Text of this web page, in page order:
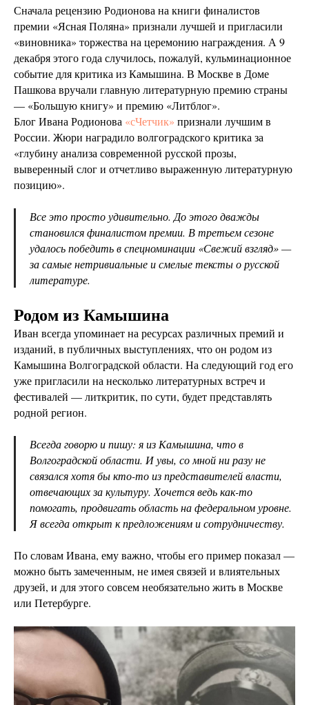
Сначала рецензию Родионова на книги финалистов
премии «Ясная Поляна» признали лучшей и пригласили
«виновника» торжества на церемонию награждения. А 9
декабря этого года случилось, пожалуй, кульминационное
событие для критика из Камышина. В Москве в Доме
Пашкова вручали главную литературную премию страны
— «Большую книгу» и премию «Литблог».
Блог Ивана Родионова «сЧетчик» признали лучшим в
России. Жюри наградило волгоградского критика за
«глубину анализа современной русской прозы,
выверенный слог и отчетливо выраженную литературную
позицию».
Все это просто удивительно. До этого дважды
становился финалистом премии. В третьем сезоне
удалось победить в спецноминации «Свежий взгляд» —
за самые нетривиальные и смелые тексты о русской
литературе.
Родом из Камышина
Иван всегда упоминает на ресурсах различных премий и
изданий, в публичных выступлениях, что он родом из
Камышина Волгоградской области. На следующий год его
уже пригласили на несколько литературных встреч и
фестивалей — литкритик, по сути, будет представлять
родной регион.
Всегда говорю и пишу: я из Камышина, что в
Волгоградской области. И увы, со мной ни разу не
связался хотя бы кто-то из представителей власти,
отвечающих за культуру. Хочется ведь как-то
помогать, продвигать область на федеральном уровне.
Я всегда открыт к предложениям и сотрудничеству.
По словам Ивана, ему важно, чтобы его пример показал —
можно быть замеченным, не имея связей и влиятельных
друзей, и для этого совсем необязательно жить в Москве
или Петербурге.